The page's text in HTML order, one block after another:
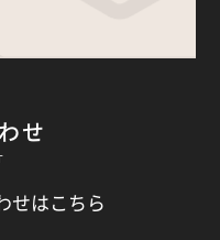
せ
せはこちら